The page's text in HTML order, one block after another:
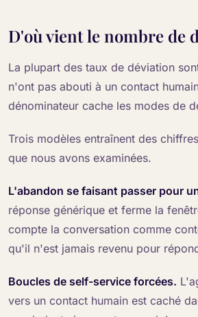
D'où vient le nombre de
La plupart des taux de déviation
n'ont pas abouti à un contact
dénominateur cache les modes de
Trois modèles entraînent des
que nous avons examinées.
L'abandon se faisant passer pour
réponse générique et ferme la
compte la conversation comme
qu'il n'est jamais revenu pour
Boucles de self-service forcées.
vers un contact humain est caché